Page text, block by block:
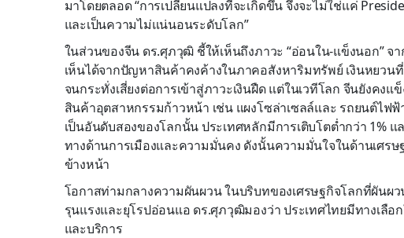
มาโดยตลอด “การเปลี่ยนแปลงที่จะเกิดขึ้น จึงจะไม่ใช่แค่
และเป็นความไม่แน่นอนระดับโลก”
ในส่วนของจีน ดร.ศุภวุฒิ ชี้ให้เห็นถึงภาวะ “อ่อนใน-แข็งนอก” จา
เห็นได้จากปัญหาสินค้าคงค้างในภาคอสังหาริมทรัพย์ เงินหยวน
จนกระทั่งเสี่ยงต่อการเข้าสู่ภาวะเงินฝืด แต่ในเวทีโลก จีนยังคง
สินค้าอุตสาหกรรมก้าวหน้า เช่น แผงโซล่าเซลล์และ รถยนต์ไ
เป็นอันดับสองของโลกนั้น ประเทศหลักมีการเติบโตต่ำกว่า 1%
ทางด้านการเมืองและความมั่นคง ดังนั้นความมั่นใจในด้านเศร
ข้างหน้า
โอกาสท่ามกลางความผันผวน ในบริบทของเศรษฐกิจโลกที่ผันผ
รุนแรงและยุโรปอ่อนแอ ดร.ศุภวุฒิมองว่า ประเทศไทยมีทางเลือ
และบริการ